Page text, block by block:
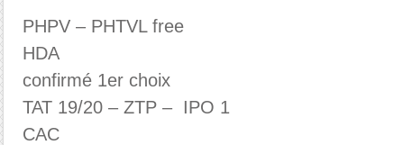
PHPV – PHTVL free
HDA
confirmé 1er choix
TAT 19/20 – ZTP – IPO 1
CAC